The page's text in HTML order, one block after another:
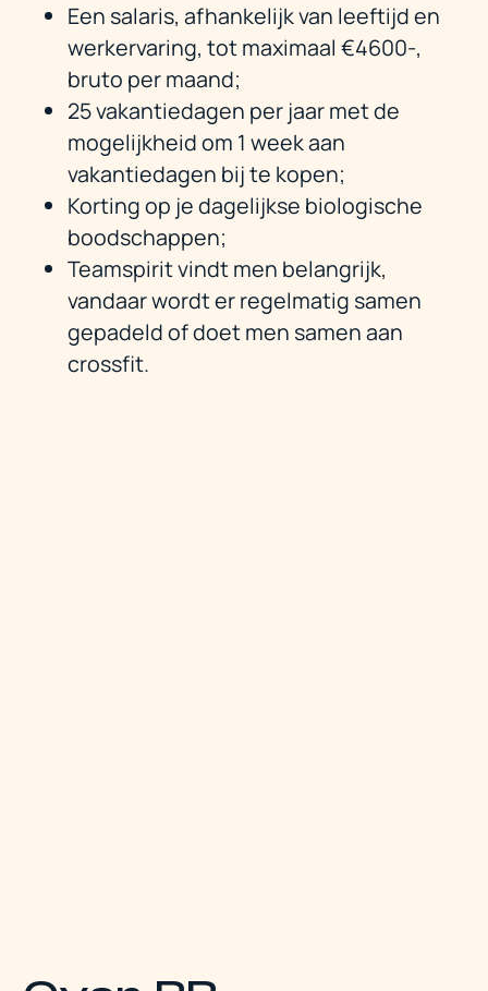
Een salaris, afhankelijk van leeftijd en
werkervaring, tot maximaal €4600-,
bruto per maand;
25 vakantiedagen per jaar met de
mogelijkheid om 1 week aan
vakantiedagen bij te kopen;
Korting op je dagelijkse biologische
boodschappen;
Teamspirit vindt men belangrijk,
vandaar wordt er regelmatig samen
gepadeld of doet men samen aan
crossfit.